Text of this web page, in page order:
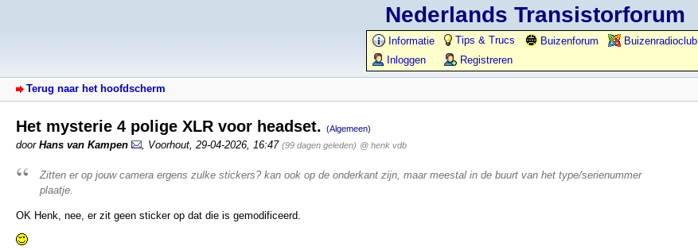
Nederlands Transistorforum
Informatie Tips & Trucs Buizenforum
Buizenradioclub
Inloggen
Registreren
Terug naar het hoofdscherm
Het mysterie 4 polige XLR voor headset. (Algemeen)
door Hans van Kampen Voorhout 29-04-2026, 16:47 (99 dagen geleden) @ henk vdb
Zitten er op jouw camera ergens zulke stickers? kan ook op de onderkant zijn, maar meestal in de buurt van het type/serienummer
plaatje.
OK Henk, nee, er zit geen sticker op dat die is gemodificeerd.